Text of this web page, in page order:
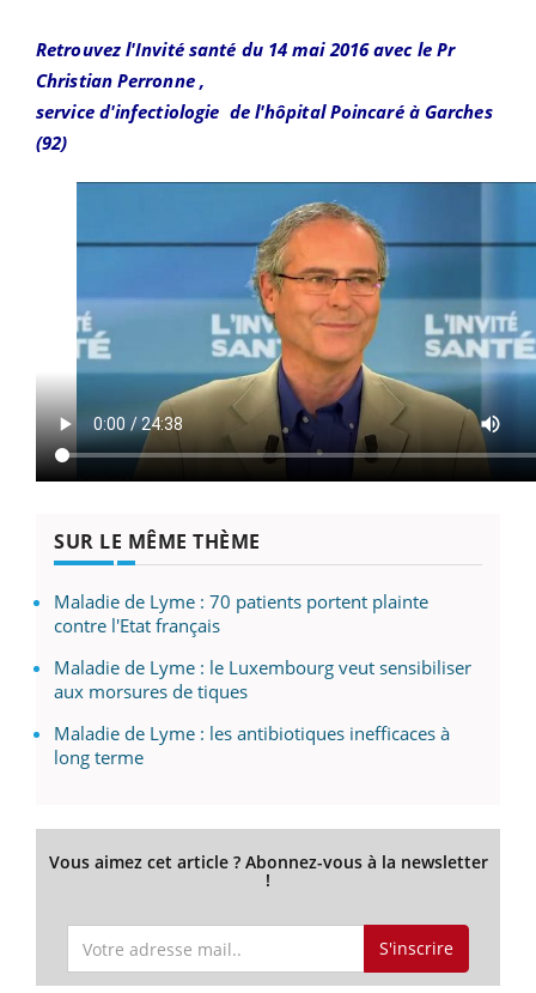
Retrouvez l'Invité santé du 14 mai 2016 avec le Pr
Christian Perronne ,
service d'infectiologie de l'hôpital Poincaré à Garches
(92)
SUR LE MÊME THÈME
Maladie de Lyme : 70 patients portent plainte
contre l'Etat français
Maladie de Lyme : le Luxembourg veut sensibiliser
aux morsures de tiques
Maladie de Lyme : les antibiotiques inefficaces à
long terme
Vous aimez cet article ? Abonnez-vous à la newsletter
!
S'inscrire